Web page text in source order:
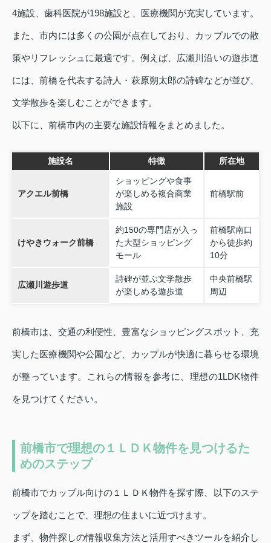
4施設、歯科医院が198施設と、医療機関が充実しています。
また、市内には多くの公園が点在しており、カップルでの散
策やリフレッシュに最適です。例えば、広瀬川沿いの遊歩道
には、前橋を代表する詩人・萩原朔太郎の詩碑などが並び、
文学散歩を楽しむことができます。
以下に、前橋市内の主要な施設情報をまとめました。
施設名 特徴 所在地
アクエル前橋
ショッピングや食事
が楽しめる複合商業
施設
前橋駅前
けやきウォーク前橋
約150の専門店が入っ
た大型ショッピング
モール
前橋駅南口
から徒歩約
10分
広瀬川遊歩道
詩碑が並ぶ文学散歩
が楽しめる遊歩道
中央前橋駅
周辺
前橋市は、交通の利便性、豊富なショッピングスポット、充
実した医療機関や公園など、カップルが快適に暮らせる環境
が整っています。これらの情報を参考に、理想の1LDK物件
を見つけてください。
前橋市で理想の１ＬＤＫ物件を見つけるた
めのステップ
前橋市でカップル向けの１ＬＤＫ物件を探す際、以下のステ
ップを踏むことで、理想の住まいに近づけます。
まず、物件探しの情報収集方法と活用すべきツールを紹介し